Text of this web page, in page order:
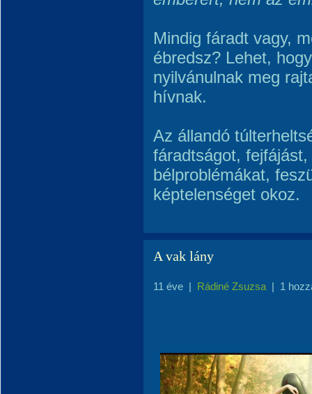
Mindig fáradt vagy,
ébredsz? Lehet,
nyilvánulnak meg
hívnak.
Az állandó
fáradtságot,
bélproblémákat,
képtelenséget okoz.
A vak lány
11 éve | Rádiné Zsuzsa | 1